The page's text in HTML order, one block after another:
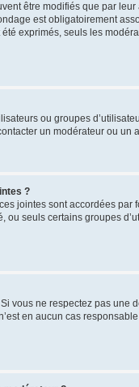
être modifiés que par
est obligatoirement
exprimés, seuls les
ou groupes
un modérateur ou
?
jointes sont accordées
ou seuls certains groupes
vous ne respectez pas une
en aucun cas